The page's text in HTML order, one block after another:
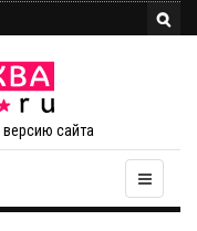
сайта